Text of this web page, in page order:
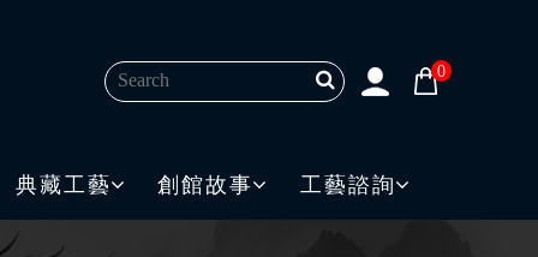
0
典藏工藝 創館故事 工藝諮詢